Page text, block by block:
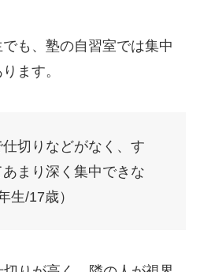
も、塾の自習室では集中
ます。
仕切りなどがなく、す
まり深く集中できな
生/17歳）